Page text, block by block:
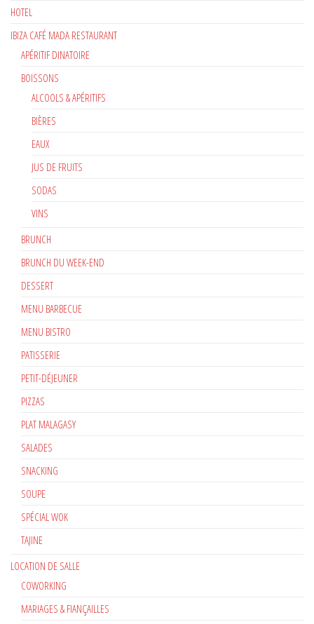
HOTEL
IBIZA CAFÉ MADA RESTAURANT
APÉRITIF DINATOIRE
BOISSONS
ALCOOLS & APÉRITIFS
BIÈRES
EAUX
JUS DE FRUITS
SODAS
VINS
BRUNCH
BRUNCH DU WEEK-END
DESSERT
MENU BARBECUE
MENU BISTRO
PATISSERIE
PETIT-DÉJEUNER
PIZZAS
PLAT MALAGASY
SALADES
SNACKING
SOUPE
SPÉCIAL WOK
TAJINE
LOCATION DE SALLE
COWORKING
MARIAGES & FIANÇAILLES